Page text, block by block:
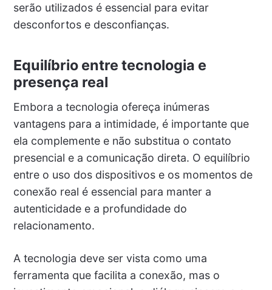
serão utilizados é essencial para evitar
desconfortos e desconfianças.
Equilíbrio entre tecnologia e
presença real
Embora a tecnologia ofereça inúmeras
vantagens para a intimidade, é importante que
ela complemente e não substitua o contato
presencial e a comunicação direta. O equilíbrio
entre o uso dos dispositivos e os momentos de
conexão real é essencial para manter a
autenticidade e a profundidade do
relacionamento.
A tecnologia deve ser vista como uma
ferramenta que facilita a conexão, mas o